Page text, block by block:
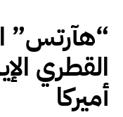
“هآرتس”
القطري
أميركا